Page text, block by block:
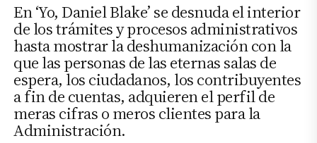
En ‘Yo, Daniel Blake’ se desnuda el interior
de los trámites y procesos administrativos
hasta mostrar la deshumanización con la
que las personas de las eternas salas de
espera, los ciudadanos, los contribuyentes
a fin de cuentas, adquieren el perfil de
meras cifras o meros clientes para la
Administración.